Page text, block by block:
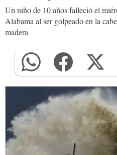
Un niño de 10 años falleció el
Alabama al ser golpeado en la
madera